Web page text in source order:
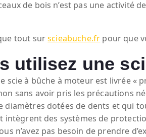
de bois n’est pas une activité
tout surscieabuche.fr pour que
utilisez une
scie à bûche à moteur est livrée «
sans avoir pris les précautions
diamètres dotées de dents et qui
intègrent des systèmes de
n’avez pas besoin de prendre